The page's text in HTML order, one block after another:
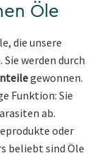
Öle
die unsere
werden durch
gewonnen.
Funktion: Sie
ab.
oder
beliebt sind Öle